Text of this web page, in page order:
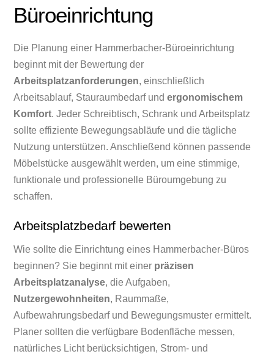
Büroeinrichtung
Die Planung einer Hammerbacher-Büroeinrichtung
beginnt mit der Bewertung der
Arbeitsplatzanforderungen, einschließlich
Arbeitsablauf, Stauraumbedarf undergonomischem
Komfort. Jeder Schreibtisch, Schrank und Arbeitsplatz
sollte effiziente Bewegungsabläufe und die tägliche
Nutzung unterstützen. Anschließend können passende
Möbelstücke ausgewählt werden, um eine stimmige,
funktionale und professionelle Büroumgebung zu
schaffen.
Arbeitsplatzbedarf bewerten
Wie sollte die Einrichtung eines Hammerbacher-Büros
beginnen? Sie beginnt mit einer präzisen
Arbeitsplatzanalyse, die Aufgaben,
Nutzergewohnheiten, Raummaße,
Aufbewahrungsbedarf und Bewegungsmuster ermittelt.
Planer sollten die verfügbare Bodenfläche messen,
natürliches Licht berücksichtigen, Strom- und